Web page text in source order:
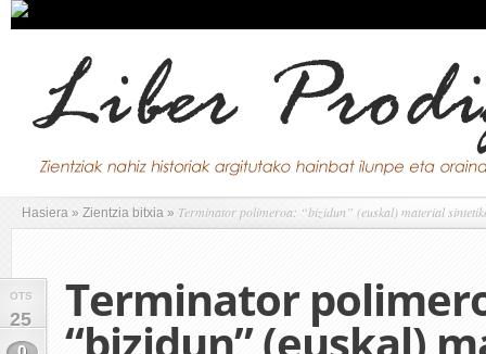
Hasiera » Zientzia bitxia » Terminator polimeroa: “bizidun” (euskal) material
OTS
25
Terminator